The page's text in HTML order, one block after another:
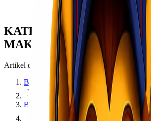
KATEGORI: EMPU
MAKASSAR
Artikel dengan topik empu bandara makassar
Beranda
Berita dan Informasi